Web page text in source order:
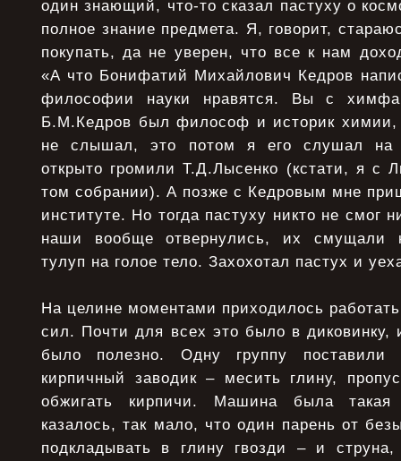
один знающий, что-то сказал пастуху о
полное знание предмета. Я, говорит,
покупать, да не уверен, что все к нам
«А что Бонифатий Михайлович Кедров
философии науки нравятся. Вы с
Б.М.Кедров был философ и историк химии,
не слышал, это потом я его слушал на
открыто громили Т.Д.Лысенко (кстати, я с
том собрании). А позже с Кедровым мне
институте. Но тогда пастуху никто не смог
наши вообще отвернулись, их смущали
тулуп на голое тело. Захохотал пастух и
На целине моментами приходилось
сил. Почти для всех это было в диковинку,
было полезно. Одну группу поставили
кирпичный заводик – месить глину,
обжигать кирпичи. Машина была
казалось, так мало, что один парень от
подкладывать в глину гвозди – и струна,